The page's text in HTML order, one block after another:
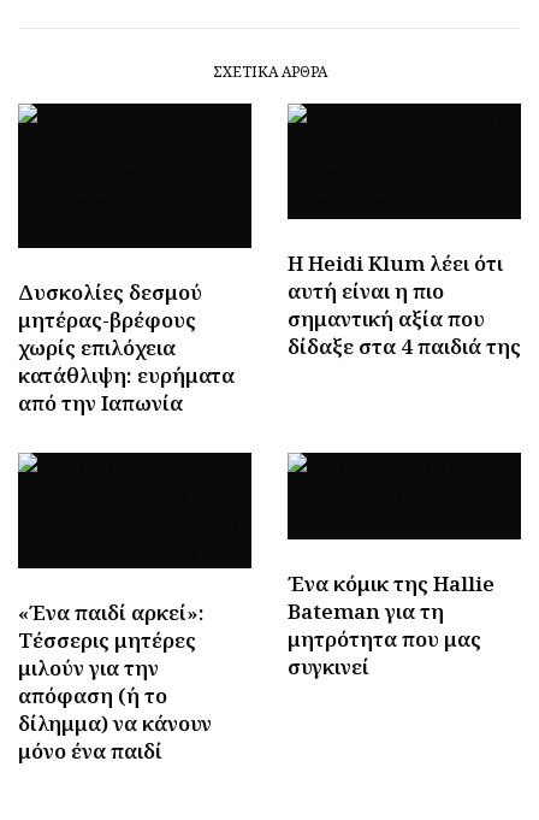
ΣΧΕΤΙΚΆ ΆΡΘΡΑ
Δυσκολίες δεσμού
μητέρας-βρέφους
χωρίς επιλόχεια
κατάθλιψη: ευρήματα
από την Ιαπωνία
Η Heidi Klum λέει ότι
αυτή είναι η πιο
σημαντική αξία που
δίδαξε στα 4 παιδιά της
«Ένα παιδί αρκεί»:
Τέσσερις μητέρες
μιλούν για την
απόφαση (ή το
δίλημμα) να κάνουν
μόνο ένα παιδί
Ένα κόμικ της Hallie
Bateman για τη
μητρότητα που μας
συγκινεί